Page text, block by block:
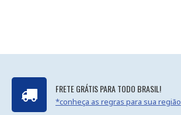
FRETE GRÁTIS PARA TODO BRASIL!
*conheça as regras para sua região